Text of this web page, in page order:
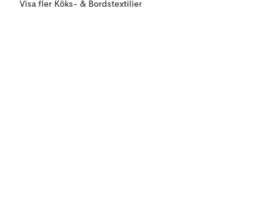
Visa fler Köks- & Bordstextilier